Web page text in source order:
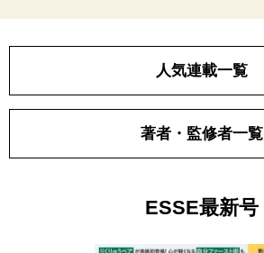
人気連載一覧
著者・監修者一覧
ESSE最新号